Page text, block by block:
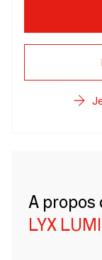
A propos
LYX